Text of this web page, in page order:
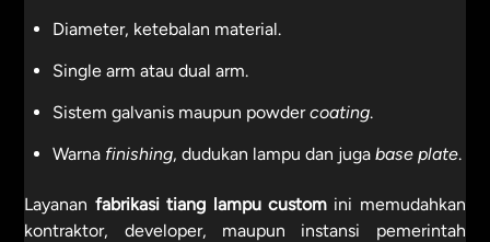
Diameter, ketebalan material.
Single arm atau dual arm.
Sistem galvanis maupun powdercoating.
Warna finishing, dudukan lampu dan juga base plate.
Layanan fabrikasi tiang lampu customini memudahkan
kontraktor, developer, maupun instansi pemerintah